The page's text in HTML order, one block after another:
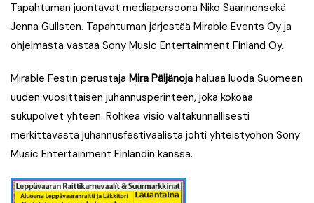
Tapahtuman juontavat mediapersoona Niko Saarinensekä
Jenna Gullsten. Tapahtuman järjestää Mirable Events Oy ja
ohjelmasta vastaa Sony Music Entertainment Finland Oy.
Mirable Festin perustaja Mira Päljänoja haluaa luoda Suomeen
uuden vuosittaisen juhannusperinteen, joka kokoaa
sukupolvet yhteen. Rohkea visio valtakunnallisesti
merkittävästä juhannusfestivaalista johti yhteistyöhön Sony
Music Entertainment Finlandin kanssa.